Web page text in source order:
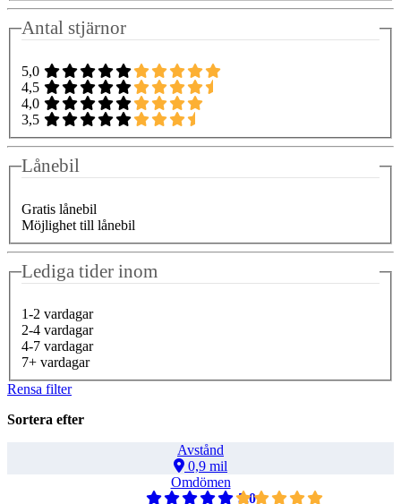
Antal stjärnor
5,0
4,5
4,0
3,5
Lånebil
Gratis lånebil
Möjlighet till lånebil
Lediga tider inom
1-2 vardagar
2-4 vardagar
4-7 vardagar
7+ vardagar
Rensa filter
Sortera efter
Avstånd
0,9 mil
Omdömen
5,0